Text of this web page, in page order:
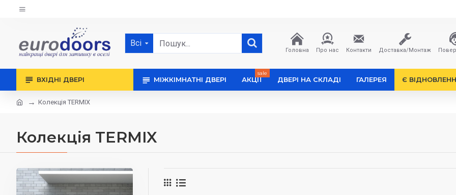
Всі
Головна Про нас Контакти Доставка/Монтаж
ВХІДНІ ДВЕРІ МІЖКІМНАТНІ ДВЕРІ АКЦІЇ
sale
ДВЕРІ НА СКЛАДІ ГАЛЕРЕЯ Є
Колекція TERMIX
Колекція TERMIX